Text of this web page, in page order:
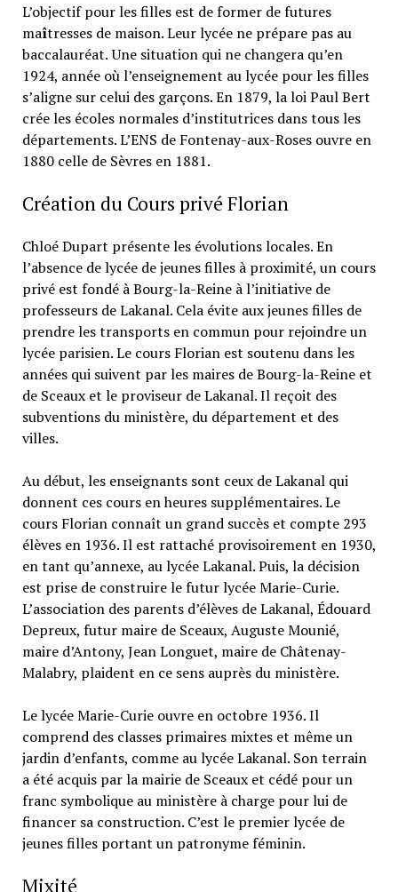
L’objectif pour les filles est de former de futures
maîtresses de maison. Leur lycée ne prépare pas au
baccalauréat. Une situation qui ne changera qu’en
1924, année où l’enseignement au lycée pour les filles
s’aligne sur celui des garçons. En 1879, la loi Paul Bert
crée les écoles normales d’institutrices dans tous les
départements. L’ENS de Fontenay-aux-Roses ouvre en
1880 celle de Sèvres en 1881.
Création du Cours privé Florian
Chloé Dupart présente les évolutions locales. En
l’absence de lycée de jeunes filles à proximité, un cours
privé est fondé à Bourg-la-Reine à l’initiative de
professeurs de Lakanal. Cela évite aux jeunes filles de
prendre les transports en commun pour rejoindre un
lycée parisien. Le cours Florian est soutenu dans les
années qui suivent par les maires de Bourg-la-Reine et
de Sceaux et le proviseur de Lakanal. Il reçoit des
subventions du ministère, du département et des
villes.
Au début, les enseignants sont ceux de Lakanal qui
donnent ces cours en heures supplémentaires. Le
cours Florian connaît un grand succès et compte 293
élèves en 1936. Il est rattaché provisoirement en 1930,
en tant qu’annexe, au lycée Lakanal. Puis, la décision
est prise de construire le futur lycée Marie-Curie.
L’association des parents d’élèves de Lakanal, Édouard
Depreux, futur maire de Sceaux, Auguste Mounié,
maire d’Antony, Jean Longuet, maire de Châtenay-
Malabry, plaident en ce sens auprès du ministère.
Le lycée Marie-Curie ouvre en octobre 1936. Il
comprend des classes primaires mixtes et même un
jardin d’enfants, comme au lycée Lakanal. Son terrain
a été acquis par la mairie de Sceaux et cédé pour un
franc symbolique au ministère à charge pour lui de
financer sa construction. C’est le premier lycée de
jeunes filles portant un patronyme féminin.
Mixité